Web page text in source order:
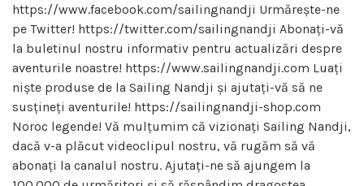
https://www.facebook.com/sailingnandji Urmărește-ne
pe Twitter! https://twitter.com/sailingnandji Abonați-vă
la buletinul nostru informativ pentru actualizări despre
aventurile noastre! https://www.sailingnandji.com Luați
niște produse de la Sailing Nandji și ajutați-vă să ne
susțineți aventurile! https://sailingnandji-shop.com
Noroc legende! Vă mulțumim că vizionați Sailing Nandji,
dacă v-a plăcut videoclipul nostru, vă rugăm să vă
abonați la canalul nostru. Ajutați-ne să ajungem la